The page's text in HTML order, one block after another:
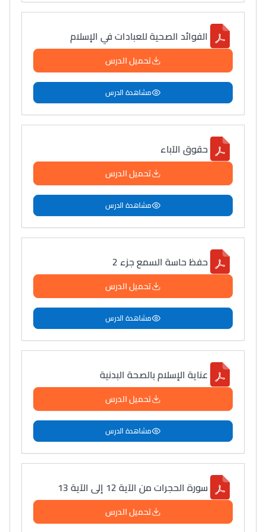
التعليم الثانوي التأهيلي
Collège au Maroc
التعليم الثانوي الإعدادي
Post-Bac
+ de 78 Sujets
Interviews/Vidéos
دليل المهن
ما يزيد عن 149 مهنة
التوجيه بالثانوي و الإعدادي
Ki Derti Liha
باش تقدر تساعد الناس
يلقاو التوازن من الدّاخل
ومن الخارج، بشرى
الفوائد الصحية للعبادات في الإسلام
تحميل الدرس
مشاهدة الدرس
حقوق الآباء
تحميل الدرس
مشاهدة الدرس
حفظ حاسة السمع جزء 2
تحميل الدرس
مشاهدة الدرس
عناية الإسلام بالصحة البدنية
تحميل الدرس
مشاهدة الدرس
سورة الحجرات من الآية 12 إلى الآية 13
تحميل الدرس